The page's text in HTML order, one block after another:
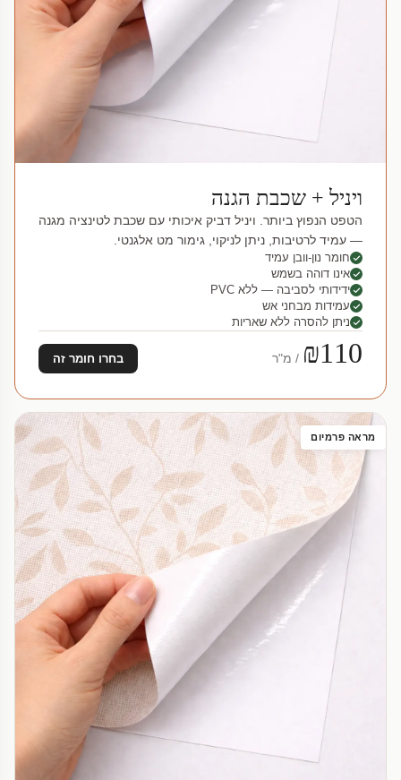
ויניל + שכבת הגנה
הטפט הנפוץ ביותר. ויניל דביק איכותי עם שכבת לטינציה מגנה
— עמיד לרטיבות, ניתן לניקוי, גימור מט אלגנטי.
חומר נון-וובן עמיד
אינו דוהה בשמש
ידידותי לסביבה — ללא PVC
עמידות מבחני אש
ניתן להסרה ללא שאריות
₪110 / מ"ר בחרו חומר זה
מראה פרמיום